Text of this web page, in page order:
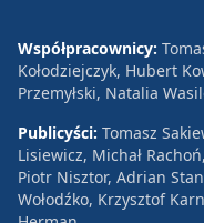
Współpracownicy:
Kołodziejczyk, Hubert
Przemyłski, Natalia
Publicyści: Tomasz
Lisiewicz, Michał
Piotr Nisztor, Adrian
Wołodźko, Krzysztof